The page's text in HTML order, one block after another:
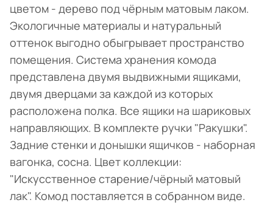
цветом - дерево под чёрным матовым лаком.
Экологичные материалы и натуральный
оттенок выгодно обыгрывает пространство
помещения. Система хранения комода
представлена двумя выдвижными ящиками,
двумя дверцами за каждой из которых
расположена полка. Все ящики на шариковых
направляющих. В комплекте ручки "Ракушки".
Задние стенки и донышки ящичков - наборная
вагонка, сосна. Цвет коллекции:
"Искусственное старение/чёрный матовый
лак". Комод поставляется в собранном виде.